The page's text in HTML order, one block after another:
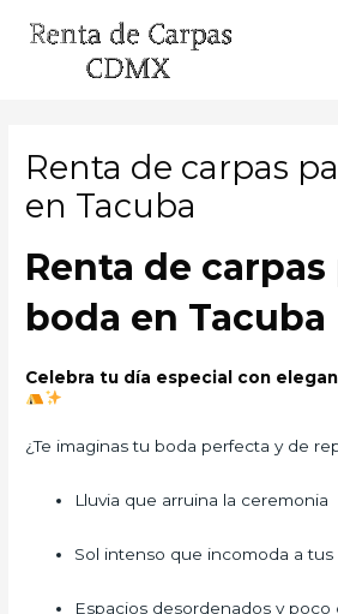
Renta de carpas
en Tacuba
Renta de carpas
boda en Tacuba
Celebra tu día especial con
¿Te imaginas tu boda perfecta y de
Lluvia que arruina la ceremonia
Sol intenso que incomoda a tus
Espacios desordenados y poco